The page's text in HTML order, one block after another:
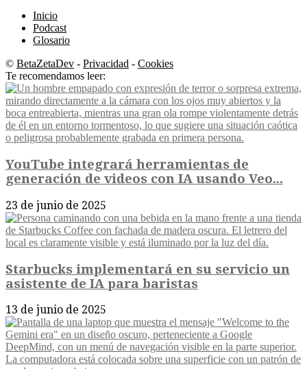
Inicio
Podcast
Glosario
© BetaZetaDev - Privacidad - Cookies
Te recomendamos leer:
YouTube integrará herramientas de
generación de videos con IA usando Veo...
23 de junio de 2025
Starbucks implementará en su servicio un
asistente de IA para baristas
13 de junio de 2025